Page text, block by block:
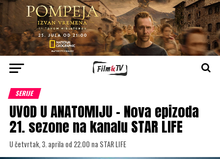
SERIJE
UVOD U ANATOMIJU – Nova epizoda
21. sezone na kanalu STAR LIFE
U četvrtak, 3. aprila od 22.00 na STAR LIFE